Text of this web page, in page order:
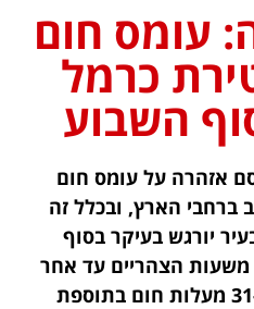
עומס חום
כרמל
השבוע
אזהרה על עומס חום
ברחבי הארץ, ובכלל זה
יורגש בעיקר בסוף
משעות הצהריים עד אחר
הצהריים, במהלכם יהיו כ-31 מעלות חום בתוספת